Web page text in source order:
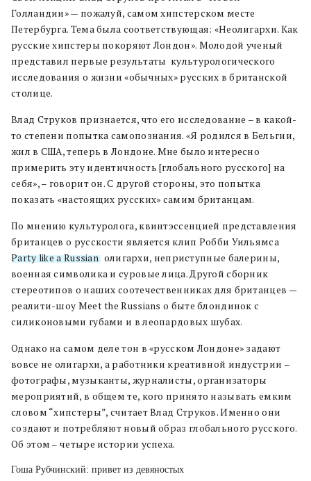
Голландии» — пожалуй, самом хипстерском месте
Петербурга. Тема была соответствующая: «Неолигархи. Как
русские хипстеры покоряют Лондон». Молодой ученый
представил первые результаты культурологического
исследования о жизни «обычных» русских в британской
столице.
Влад Струков признается, что его исследование – в какой-
то степени попытка самопознания. «Я родился в Бельгии,
жил в США, теперь в Лондоне. Мне было интересно
примерить эту идентичность [глобального русского] на
себя», – говорит он. С другой стороны, это попытка
показать «настоящих русских» самим британцам.
По мнению культуролога, квинтэссенцией представления
британцев о русскости является клип Робби Уильямса
Party like a Russian: олигархи, неприступные балерины,
военная символика и суровые лица. Другой сборник
стереотипов о наших соотечественниках для британцев —
реалити-шоу Meet the Russians о быте блондинок с
силиконовыми губами и в леопардовых шубах.
Однако на самом деле тон в «русском Лондоне» задают
вовсе не олигархи, а работники креативной индустрии –
фотографы, музыканты, журналисты, организаторы
мероприятий, в общем те, кого принято называть емким
словом “хипстеры”, считает Влад Струков. Именно они
создают и потребляют новый образ глобального русского.
Об этом – четыре истории успеха.
Гоша Рубчинский: привет из девяностых